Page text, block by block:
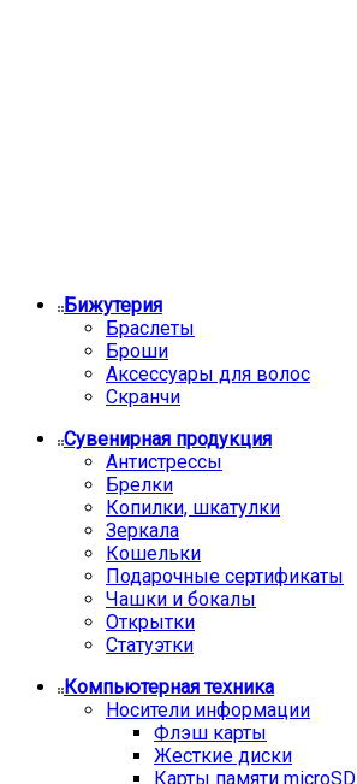
Бижутерия
Браслеты
Броши
Аксессуары для волос
Скранчи
Сувенирная продукция
Антистрессы
Брелки
Копилки, шкатулки
Зеркала
Кошельки
Подарочные сертификаты
Чашки и бокалы
Открытки
Статуэтки
Компьютерная техника
Носители информации
Флэш карты
Жесткие диски
Карты памяти microSD